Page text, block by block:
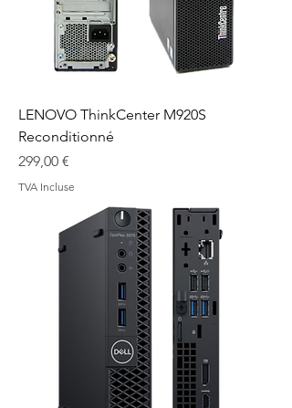
LENOVO ThinkCenter M920S
Reconditionné
Prix
299,00 €
TVA Incluse